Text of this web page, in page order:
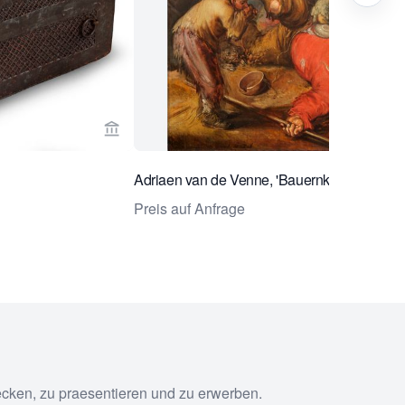
Works of art ansehen
Verkaeuferseite von Bruil & Brandsma Works
Adriaen van de Venne, 'Bauernkampf'
Preis auf Anfrage
zu praesentieren und zu erwerben.